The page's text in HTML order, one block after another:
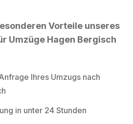
Vorteile unseres
Umzüge Hagen Bergisch
Ihres Umzugs nach
in unter 24 Stunden